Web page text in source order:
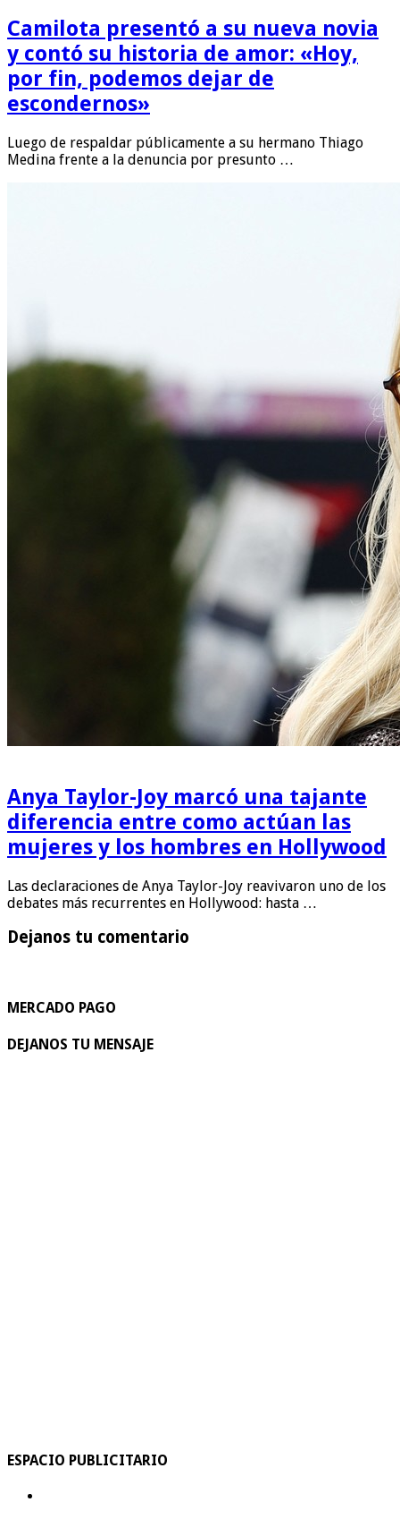
Camilota presentó a su nueva novia
y contó su historia de amor: «Hoy,
por fin, podemos dejar de
escondernos»
Luego de respaldar públicamente a su hermano Thiago
Medina frente a la denuncia por presunto …
Anya Taylor-Joy marcó una tajante
diferencia entre como actúan las
mujeres y los hombres en Hollywood
Las declaraciones de Anya Taylor-Joy reavivaron uno de los
debates más recurrentes en Hollywood: hasta …
Dejanos tu comentario
MERCADO PAGO
DEJANOS TU MENSAJE
ESPACIO PUBLICITARIO